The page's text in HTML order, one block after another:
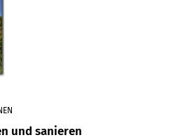
und sanieren